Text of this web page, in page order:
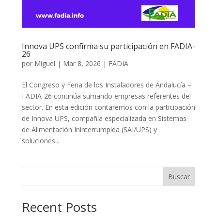
Innova UPS confirma su participación en FADIA-
26
por Miguel | Mar 8, 2026 | FADIA
El Congreso y Feria de los Instaladores de Andalucía –
FADIA-26 continúa sumando empresas referentes del
sector. En esta edición contaremos con la participación
de Innova UPS, compañía especializada en Sistemas
de Alimentación Ininterrumpida (SAI/UPS) y
soluciones...
Buscar
Recent Posts